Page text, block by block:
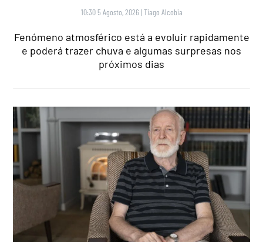
10:30 5 Agosto, 2026 |Tiago Alcobia
Fenómeno atmosférico está a evoluir rapidamente
e poderá trazer chuva e algumas surpresas nos
próximos dias